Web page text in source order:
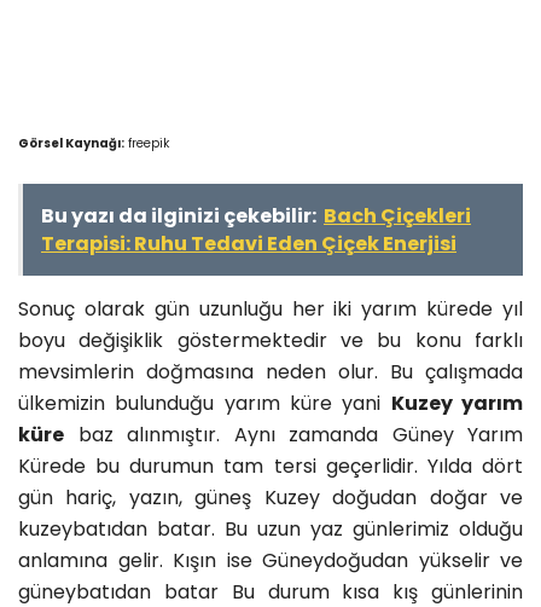
Görsel Kaynağı: freepik
Bu yazı da ilginizi çekebilir: Bach Çiçekleri
Terapisi: Ruhu Tedavi Eden Çiçek Enerjisi
Sonuç olarak gün uzunluğu her iki yarım kürede yıl
boyu değişiklik göstermektedir ve bu konu farklı
mevsimlerin doğmasına neden olur. Bu çalışmada
ülkemizin bulunduğu yarım küre yani Kuzey yarım
küre baz alınmıştır. Aynı zamanda Güney Yarım
Kürede bu durumun tam tersi geçerlidir. Yılda dört
gün hariç, yazın, güneş Kuzey doğudan doğar ve
kuzeybatıdan batar. Bu uzun yaz günlerimiz olduğu
anlamına gelir. Kışın ise Güneydoğudan yükselir ve
güneybatıdan batar Bu durum kısa kış günlerinin